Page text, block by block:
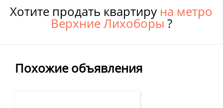
Похожие объявления
Хотите продать квартиру на метро
Верхние Лихоборы ?